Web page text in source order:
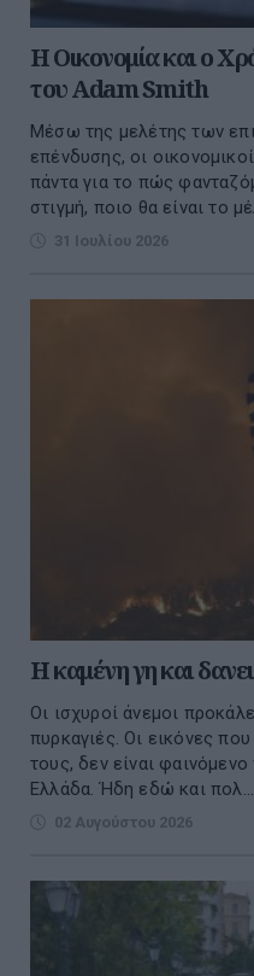
Η Οικονομία και ο
του Adam Smith
Μέσω της μελέτης των
επένδυσης, οι
πάντα για το πώς
στιγμή, ποιο θα είναι το
31 Ιουλίου 2026
Η καμένη γη και
Οι ισχυροί άνεμοι
πυρκαγιές. Οι εικόνες
τους, δεν είναι
Ελλάδα. Ήδη εδώ και πολ...
02 Αυγούστου 2026